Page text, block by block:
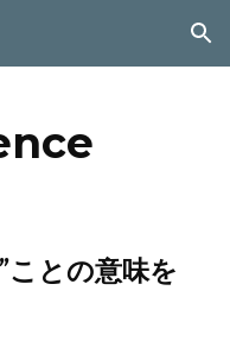
Skip to navigation
ことの意味を